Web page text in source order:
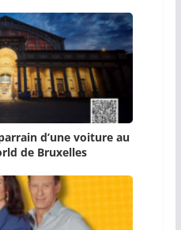
d’une voiture au
de Bruxelles